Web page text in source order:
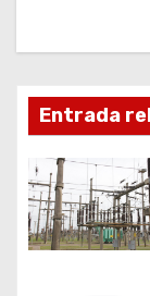
ó
n
d
e
e
Entrada